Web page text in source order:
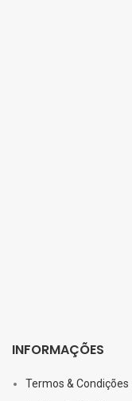
INFORMAÇÕES
Termos & Condições